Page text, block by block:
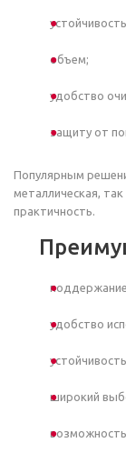
объем;
удобство
защиту от
Популярным
металлическая,
практичность.
удобство
широкий
возможность